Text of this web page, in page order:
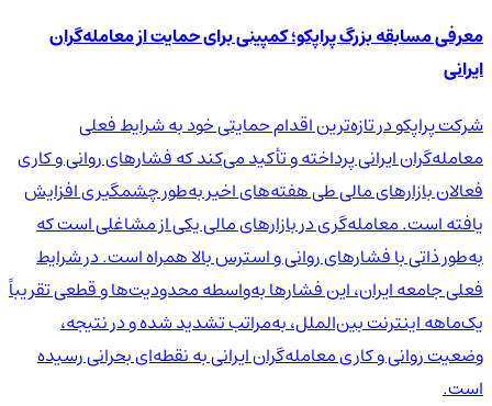
معرفی مسابقه بزرگ پراپکو؛ کمپینی برای حمایت از معامله‌گران
ایرانی
شرکت پراپکو در تازه‌ترین اقدام حمایتی خود به شرایط فعلی
معامله‌گران ایرانی پرداخته و تأکید می‌کند که فشارهای روانی و کاری
فعالان بازارهای مالی طی هفته‌های اخیر به‌طور چشمگیری افزایش
یافته است. معامله‌گری در بازارهای مالی یکی از مشاغلی است که
به‌طور ذاتی با فشارهای روانی و استرس بالا همراه است. در شرایط
فعلی جامعه ایران، این فشارها به‌واسطه محدودیت‌ها و قطعی تقریباً
یک‌ماهه اینترنت بین‌الملل، به‌مراتب تشدید شده و در نتیجه،
وضعیت روانی و کاری معامله‌گران ایرانی به نقطه‌ای بحرانی رسیده
است.